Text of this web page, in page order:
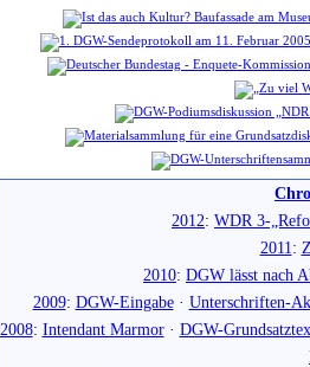
2012: WDR 3-
2011:
2010: DGW lässt nach
2009: DGW-Eingabe· Unterschriften-
2008: Intendant Marmor· DGW-